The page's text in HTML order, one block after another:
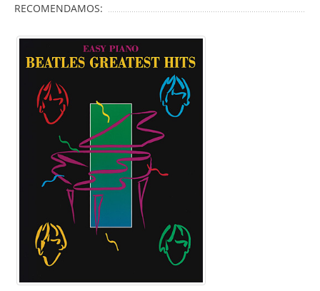
RECOMENDAMOS: